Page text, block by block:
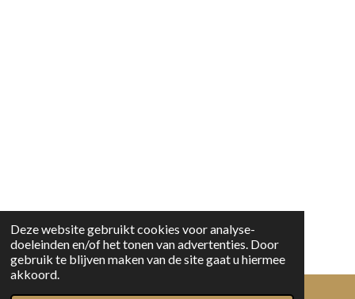
Deze website gebruikt cookies voor analyse-
doeleinden en/of het tonen van advertenties. Door
gebruik te blijven maken van de site gaat u hiermee
akkoord.